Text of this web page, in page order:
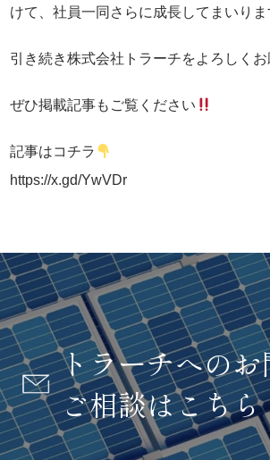
けて、社員一同さらに成長してまいりま
引き続き株式会社トラーチをよろしく
ぜひ掲載記事もご覧ください
記事はコチラ
https://x.gd/YwVDr
トラーチへの
ご相談はこちら